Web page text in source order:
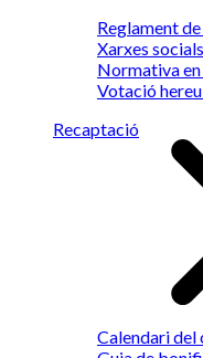
Reglament
Xarxes socials
Normativa
Votació
Recaptació
Calendari